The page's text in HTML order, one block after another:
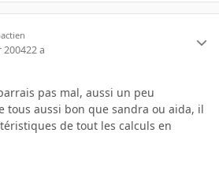
200422 a
pas mal, aussi un peu
tous aussi bon que sandra ou aida, il
de tout les calculs en